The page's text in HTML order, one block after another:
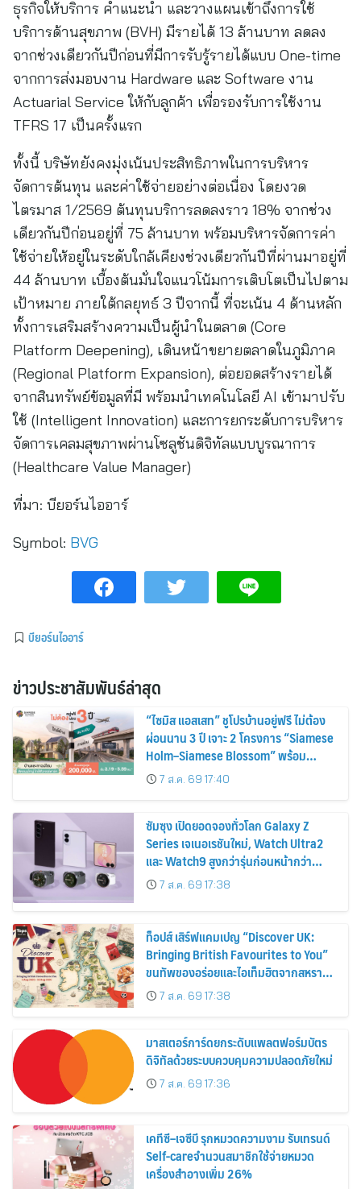
ธุรกิจให้บริการ คำแนะนำ และวางแผนเข้าถึงการใช้
บริการด้านสุขภาพ (BVH) มีรายได้ 13 ล้านบาท ลดลง
จากช่วงเดียวกันปีก่อนที่มีการรับรู้รายได้แบบ One-time
จากการส่งมอบงาน Hardware และ Software งาน
Actuarial Service ให้กับลูกค้า เพื่อรองรับการใช้งาน
TFRS 17 เป็นครั้งแรก
ทั้งนี้ บริษัทยังคงมุ่งเน้นประสิทธิภาพในการบริหาร
จัดการต้นทุน และค่าใช้จ่ายอย่างต่อเนื่อง โดยงวด
ไตรมาส 1/2569 ต้นทุนบริการลดลงราว 18% จากช่วง
เดียวกันปีก่อนอยู่ที่ 75 ล้านบาท พร้อมบริหารจัดการค่า
ใช้จ่ายให้อยู่ในระดับใกล้เคียงช่วงเดียวกันปีที่ผ่านมาอยู่ที่
44 ล้านบาท เบื้องต้นมั่นใจแนวโน้มการเติบโตเป็นไปตาม
เป้าหมาย ภายใต้กลยุทธ์ 3 ปีจากนี้ ที่จะเน้น 4 ด้านหลัก
ทั้งการเสริมสร้างความเป็นผู้นำในตลาด (Core
Platform Deepening), เดินหน้าขยายตลาดในภูมิภาค
(Regional Platform Expansion), ต่อยอดสร้างรายได้
จากสินทรัพย์ข้อมูลที่มี พร้อมนำเทคโนโลยี AI เข้ามาปรับ
ใช้ (Intelligent Innovation) และการยกระดับการบริหาร
จัดการเคลมสุขภาพผ่านโซลูชันดิจิทัลแบบบูรณาการ
(Healthcare Value Manager)
ที่มา: บียอร์นไออาร์
Symbol: BVG
บียอร์นไออาร์
ข่าวประชาสัมพันธ์ล่าสุด
“ไซมิส แอสเสท” ชูโปรบ้านอยู่ฟรี ไม่ต้อง
ผ่อนนาน 3 ปี เจาะ 2 โครงการ “Siamese
Holm–Siamese Blossom” พร้อม
ส่วนลดและสิทธิพิเศษถึง 31 สิงหาคม
2569
7 ส.ค. 69 17:40
ซัมซุง เปิดยอดจองทั่วโลก Galaxy Z
Series เจเนอเรชันใหม่, Watch Ultra2
และ Watch9 สูงกว่ารุ่นก่อนหน้ากว่า
30%7 ส.ค. 69 17:38
ท็อปส์ เสิร์ฟแคมเปญ “Discover UK:
Bringing British Favourites to You”
ขนทัพของอร่อยและไอเท็มฮิตจากสหราช
อาณาจักร ส่งตรงถึงมือตั้งแต่วันนี้ – 18
สิงหาคมนี้
7 ส.ค. 69 17:38
มาสเตอร์การ์ดยกระดับแพลตฟอร์มบัตร
ดิจิทัลด้วยระบบควบคุมความปลอดภัยใหม่
7 ส.ค. 69 17:36
เคทีซี–เจซีบี รุกหมวดความงาม รับเทรนด์
Self-careจำนวนสมาชิกใช้จ่ายหมวด
เครื่องสำอางเพิ่ม 26%